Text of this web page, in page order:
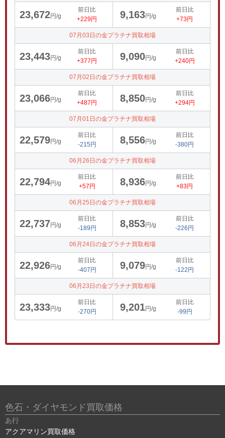
23,672円/g
前日比
+229円
9,163円/g
前日比
+73円
07月03日の金プラチナ買取相場
23,443円/g
前日比
+377円
9,090円/g
前日比
+240円
07月02日の金プラチナ買取相場
23,066円/g
前日比
+487円
8,850円/g
前日比
+294円
07月01日の金プラチナ買取相場
22,579円/g
前日比
-215円
8,556円/g
前日比
-380円
06月26日の金プラチナ買取相場
22,794円/g
前日比
+57円
8,936円/g
前日比
+83円
06月25日の金プラチナ買取相場
22,737円/g
前日比
-189円
8,853円/g
前日比
-226円
06月24日の金プラチナ買取相場
22,926円/g
前日比
-407円
9,079円/g
前日比
-122円
06月23日の金プラチナ買取相場
23,333円/g
前日比
-270円
9,201円/g
前日比
-99円
色石・ダイヤモンド買取価格
あ行
アクアマリン買取価格